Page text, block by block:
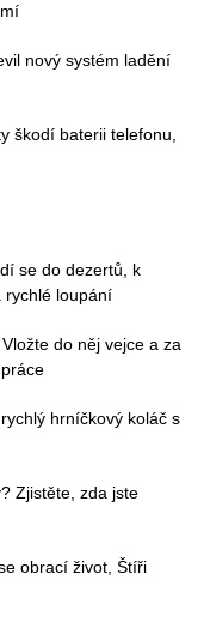
nový systém ladění
škodí baterii telefonu,
se do dezertů, k
rychlé loupání
do něj vejce a za
hrníčkový koláč s
Zjistěte, zda jste
obrací život, Štíři